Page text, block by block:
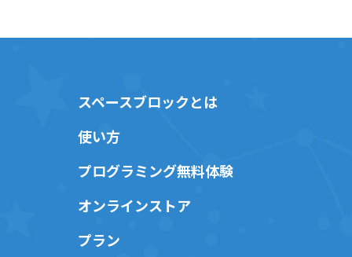
スペースブロックとは
使い方
プログラミング無料体験
オンラインストア
プラン